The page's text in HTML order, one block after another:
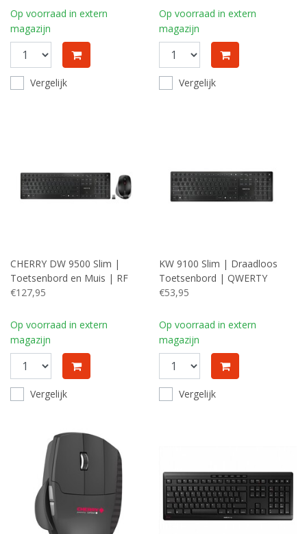
Op voorraad in extern
magazijn
Vergelijk
Op voorraad in extern
magazijn
Vergelijk
CHERRY DW 9500 Slim |
Toetsenbord en Muis | RF
Draadloos + Bluetooth |
Grijs
€127,95
Op voorraad in extern
magazijn
Vergelijk
KW 9100 Slim | Draadloos
Toetsenbord | QWERTY
€53,95
Op voorraad in extern
magazijn
Vergelijk